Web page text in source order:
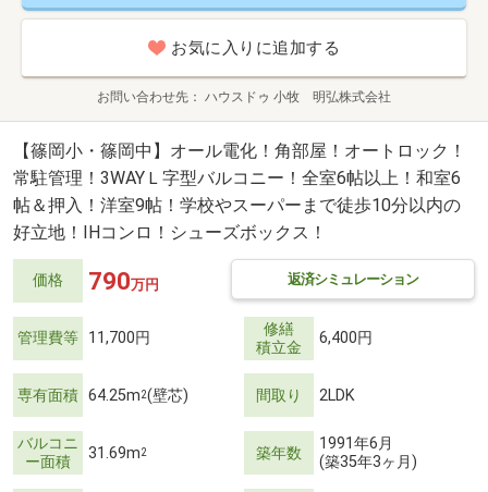
お気に入りに追加する
お問い合わせ先 ハウスドゥ 小牧 明弘株式会社
【篠岡小・篠岡中】オール電化！角部屋！オートロック！
常駐管理！3WAYＬ字型バルコニー！全室6帖以上！和室6
帖＆押入！洋室9帖！学校やスーパーまで徒歩10分以内の
好立地！IHコンロ！シューズボックス！
価格 返済シミュレーション
790万円
管理費等 11,700円
修繕
積立金
6,400円
専有面積 64.25m2(壁芯) 間取り 2LDK
バルコニ
ー面積
31.69m2 築年数
1991年6月
(築35年3ヶ月)